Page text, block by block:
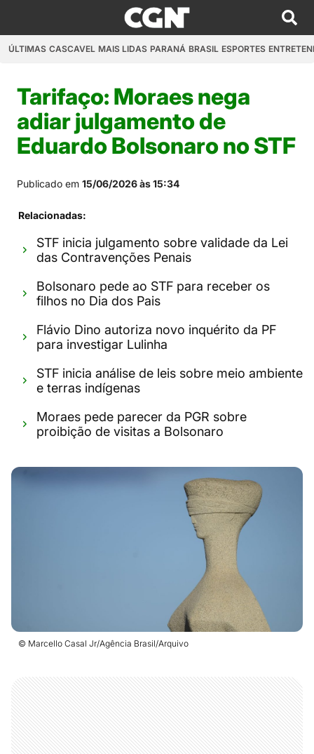
ÚLTIMAS CASCAVEL MAIS LIDAS PARANÁ BRASIL ESPORTES
Tarifaço: Moraes nega
adiar julgamento de
Eduardo Bolsonaro no STF
Publicado em 15/06/2026 às 15:34
Relacionadas:
STF inicia julgamento sobre validade da Lei
das Contravenções Penais
Bolsonaro pede ao STF para receber os
filhos no Dia dos Pais
Flávio Dino autoriza novo inquérito da PF
para investigar Lulinha
STF inicia análise de leis sobre meio ambiente
e terras indígenas
Moraes pede parecer da PGR sobre
proibição de visitas a Bolsonaro
© Marcello Casal Jr/Agência Brasil/Arquivo